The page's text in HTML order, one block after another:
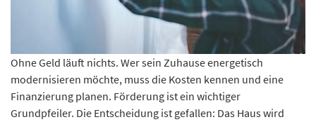
Ohne Geld läuft nichts. Wer sein Zuhause energetisch
modernisieren möchte, muss die Kosten kennen und eine
Finanzierung planen. Förderung ist ein wichtiger
Grundpfeiler. Die Entscheidung ist gefallen: Das Haus wird